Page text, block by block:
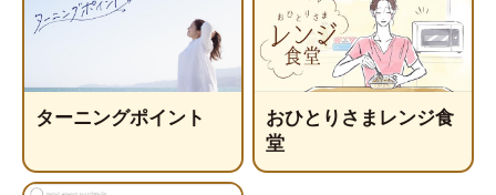
ターニングポイント
おひとりさまレンジ食
堂